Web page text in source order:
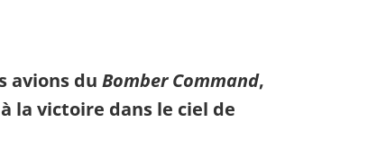
avions du Bomber Command,
la victoire dans le ciel de